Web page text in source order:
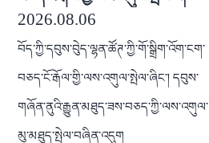
2026.08.06
བོད་ཀྱི་དབུས་བེུད་ལྷན་ཚོཊ་ཀྱི་གོ་སྒྲིག་འོག་ངག་
བཅད་ངོ་རྒོལ་གྱི་ལས་འགུལ་སྤེལ་ཞིང་། དབུས་
གཞོན་ནུའི་རྒྱུན་མཐུད་ཟས་བཅད་ཀྱི་ལས་འགུལ་
མུ་མཐུད་སྤེལ་བཞིན་འདུག